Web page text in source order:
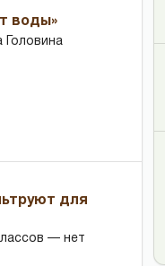
воды»
для
— нет